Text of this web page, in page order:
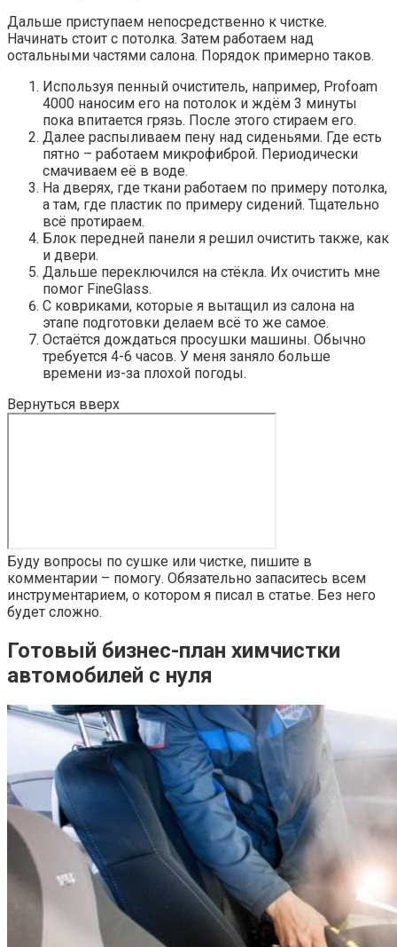
Дальше приступаем непосредственно к чистке.
Начинать стоит с потолка. Затем работаем над
остальными частями салона. Порядок примерно таков.
Используя пенный очиститель, например, Profoam
4000 наносим его на потолок и ждём 3 минуты
пока впитается грязь. После этого стираем его.
Далее распыливаем пену над сиденьями. Где есть
пятно – работаем микрофиброй. Периодически
смачиваем её в воде.
На дверях, где ткани работаем по примеру потолка,
а там, где пластик по примеру сидений. Тщательно
всё протираем.
Блок передней панели я решил очистить также, как
и двери.
Дальше переключился на стёкла. Их очистить мне
помог FineGlass.
С ковриками, которые я вытащил из салона на
этапе подготовки делаем всё то же самое.
Остаётся дождаться просушки машины. Обычно
требуется 4-6 часов. У меня заняло больше
времени из-за плохой погоды.
Вернуться вверх
Буду вопросы по сушке или чистке, пишите в
комментарии – помогу. Обязательно запаситесь всем
инструментарием, о котором я писал в статье. Без него
будет сложно.
Готовый бизнес-план химчистки
автомобилей с нуля